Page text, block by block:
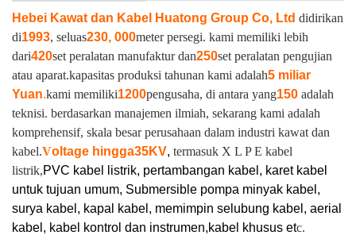
Hebei Kawat dan Kabel Huatong Group Co, Ltd didirikan
di1993, seluas230, 000meter persegi. kami memiliki lebih
dari420set peralatan manufaktur dan250set peralatan pengujian
atau aparat.kapasitas produksi tahunan kami adalah5 miliar
Yuan.kami memiliki1200pengusaha, di antara yang150 adalah
teknisi. berdasarkan manajemen ilmiah, sekarang kami adalah
komprehensif, skala besar perusahaan dalam industri kawat dan
kabel.Voltage hingga35KV, termasuk X L P E kabel
listrik,PVC kabel listrik, pertambangan kabel, karet kabel
untuk tujuan umum, Submersible pompa minyak kabel,
surya kabel, kapal kabel, memimpin selubung kabel, aerial
kabel, kabel kontrol dan instrumen,kabel khusus etc.